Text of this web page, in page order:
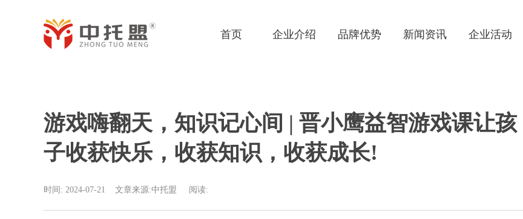
首页 企业介绍 品牌优势 新闻资讯 企业活动
游戏嗨翻天，知识记心间 | 晋小鹰益智游戏课让孩
子收获快乐，收获知识，收获成长!
时间: 2024-07-21 文章来源:中托盟 阅读: